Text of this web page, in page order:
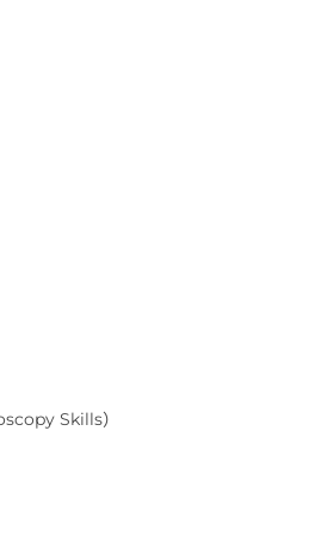
Skills）